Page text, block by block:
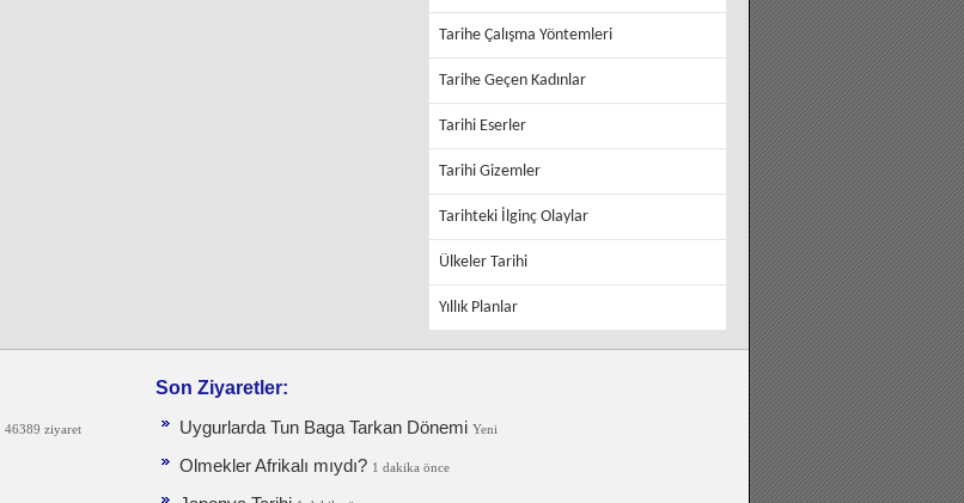
Tarihe Çalışma Yöntemleri
Tarihe Geçen Kadınlar
Tarihi Eserler
Tarihi Gizemler
Tarihteki İlginç Olaylar
Ülkeler Tarihi
Yıllık Planlar
46389 ziyaret
Son Ziyaretler:
Uygurlarda Tun Baga Tarkan Dönemi Yeni
Olmekler Afrikalı mıydı? 1 dakika önce